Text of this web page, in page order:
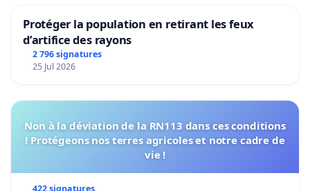
Protéger la population en retirant les feux
d’artifice des rayons
2 796 signatures
25 Jul 2026
Non à la déviation de la RN113 dans ces conditions
! Protégeons nos terres agricoles et notre cadre de
vie !
422 signatures